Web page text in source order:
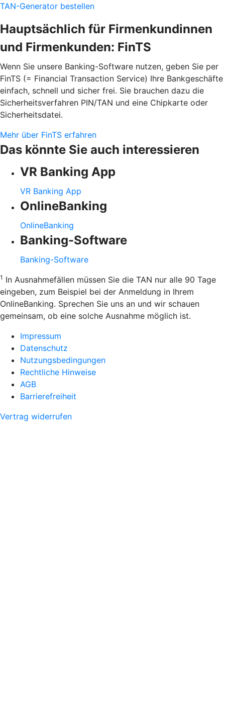
TAN-Generator bestellen
Hauptsächlich für Firmenkundinnen
und Firmenkunden: FinTS
Wenn Sie unsere Banking-Software nutzen, geben Sie per
FinTS (= Financial Transaction Service) Ihre Bankgeschäfte
einfach, schnell und sicher frei. Sie brauchen dazu die
Sicherheitsverfahren PIN/TAN und eine Chipkarte oder
Sicherheitsdatei.
Mehr über FinTS erfahren
Das könnte Sie auch interessieren
VR Banking App
VR Banking App
OnlineBanking
OnlineBanking
Banking-Software
Banking-Software
1 In Ausnahmefällen müssen Sie die TAN nur alle 90 Tage
eingeben, zum Beispiel bei der Anmeldung in Ihrem
OnlineBanking. Sprechen Sie uns an und wir schauen
gemeinsam, ob eine solche Ausnahme möglich ist.
Impressum
Datenschutz
Nutzungsbedingungen
Rechtliche Hinweise
AGB
Barrierefreiheit
Vertrag widerrufen